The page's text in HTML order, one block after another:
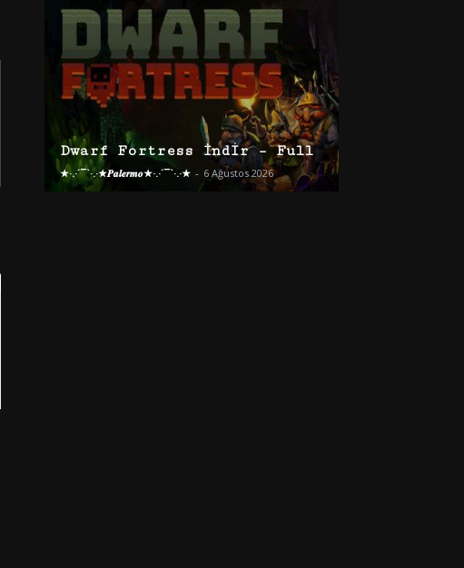
Dwarf Fortress İndir – Full
★·.·´¯`·.·★𝑷𝒂𝒍𝒆𝒓𝒎𝒐★·.·´¯`·.·★ - 6 Ağustos 2026